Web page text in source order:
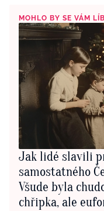
MOHLO BY SE VÁM
Jak lidé slavili
samostatného
Všude byla
chřipka, ale